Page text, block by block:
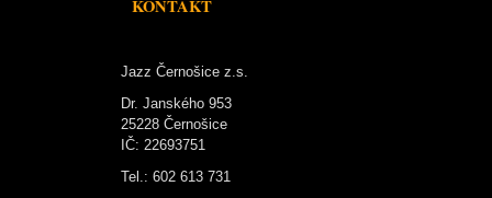
KONTAKT
Jazz Černošice z.s.
Dr. Janského 953
25228 Černošice
IČ: 22693751
Tel.: 602 613 731